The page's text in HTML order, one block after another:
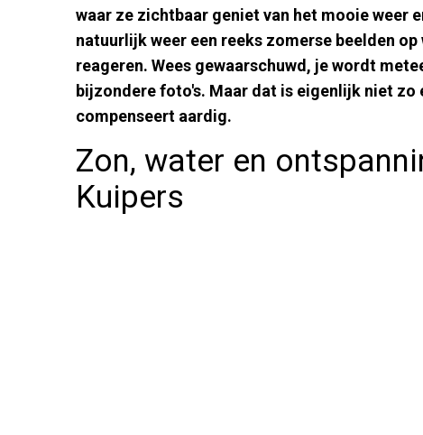
waar ze zichtbaar geniet van het mooie weer
natuurlijk weer een reeks zomerse beelden
reageren. Wees gewaarschuwd, je wordt
bijzondere foto's. Maar dat is eigenlijk niet
compenseert aardig.
Zon, water en
Kuipers